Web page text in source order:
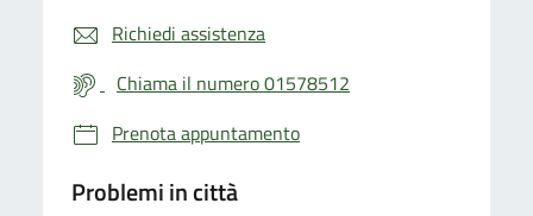
Richiedi assistenza
Chiama il numero 01578512
Prenota appuntamento
Problemi in città